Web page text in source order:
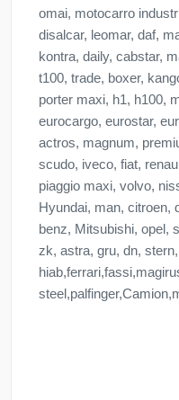
omai, motocarro
disalcar, leomar, daf,
kontra, daily, cabstar,
t100, trade, boxer,
porter maxi, h1, h100,
eurocargo, eurostar,
actros, magnum,
scudo, iveco, fiat,
piaggio maxi, volvo,
Hyundai, man, citroen,
benz, Mitsubishi, opel,
zk, astra, gru, dn,